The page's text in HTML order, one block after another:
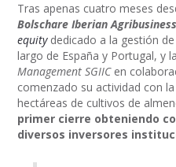
Tras apenas cuatro meses
Bolschare Iberian Agribusiness
equity dedicado a la gestión
largo de España y Portugal, y
Management SGIICen
comenzado su actividad con
hectáreas de cultivos de
primer cierre obteniendo
diversos inversores